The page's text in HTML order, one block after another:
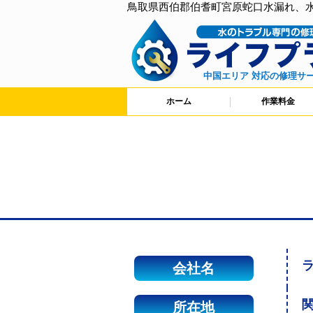
鳥取県西伯郡伯耆町宮原蛇口水漏れ、
中国エリア 対応の修理サ
ホーム 作業料金
会社名
所在地